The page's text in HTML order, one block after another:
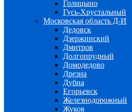
Голицыно
Гусь-Хрустальный
Московская область Д-И
Дедовск
Дзержинский
Дмитров
Долгопрудный
Домодедово
Дрезна
Дубна
Егорьевск
Железнодорожный
Жуков